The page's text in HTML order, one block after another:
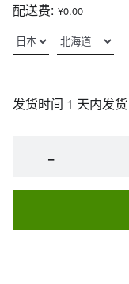
配送费: ¥0.00
发货时间 1 天内发货
−